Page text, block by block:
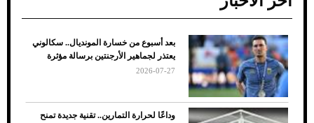
ضعف تبريد مكيف السيارة عند الوقوف.. أشهر
الأسباب والحلول
بعد أسبوع من خسارة المونديال.. سكالوني
يعتذر لجماهير الأرجنتين برسالة مؤثرة
2026-07-27
وداعًا لحرارة التمارين.. تقنية جديدة تمنح